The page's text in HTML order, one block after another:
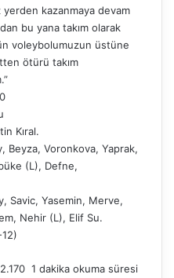
yerden kazanmaya devam
bu yana takım olarak
voleybolumuzun üstüne
ötürü takım
Kıral.
Beyza, Voronkova, Yaprak,
(L), Defne,
Savic, Yasemin, Merve,
Nehir (L), Elif Su.
2.170 1 dakika okuma süresi